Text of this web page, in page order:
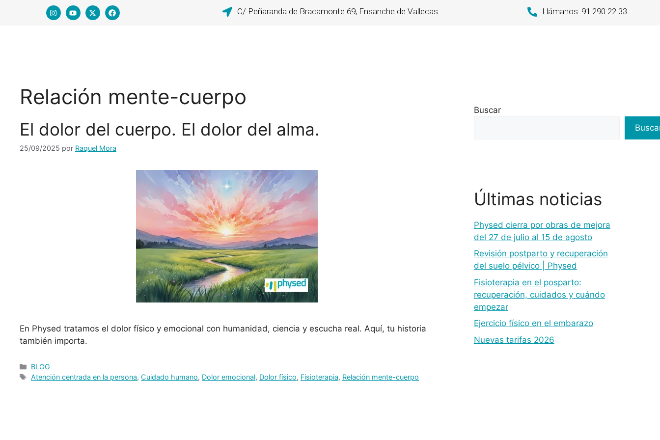
C/ Peñaranda de Bracamonte 69, Ensanche de Vallecas Llámanos: 91 290 22 33
Relación mente-cuerpo
El dolor del cuerpo. El dolor del alma.
25/09/2025 por Raquel Mora
En Physed tratamos el dolor físico y emocional con humanidad, ciencia y escucha real. Aquí, tu historia
también importa.
BLOG
Atención centrada en la persona, Cuidado humano, Dolor emocional, Dolor físico, Fisioterapia, Relación mente-cuerpo
Buscar
Últimas noticias
Physed cierra por obras de mejora
del 27 de julio al 15 de agosto
Revisión postparto y recuperación
del suelo pélvico | Physed
Fisioterapia en el posparto:
recuperación, cuidados y cuándo
empezar
Ejercicio físico en el embarazo
Nuevas tarifas 2026